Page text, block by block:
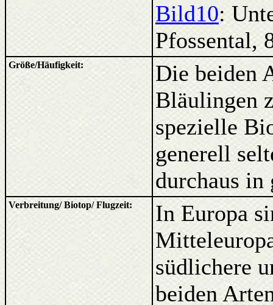
Bild10:
Pfossental,
Größe/Häufigkeit:
Die beiden
Bläulingen
spezielle
generell
durchaus
Verbreitung/ Biotop/ Flugzeit:
In Europa
südlichere
beiden